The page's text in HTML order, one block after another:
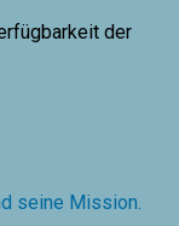
der
seine Mission.